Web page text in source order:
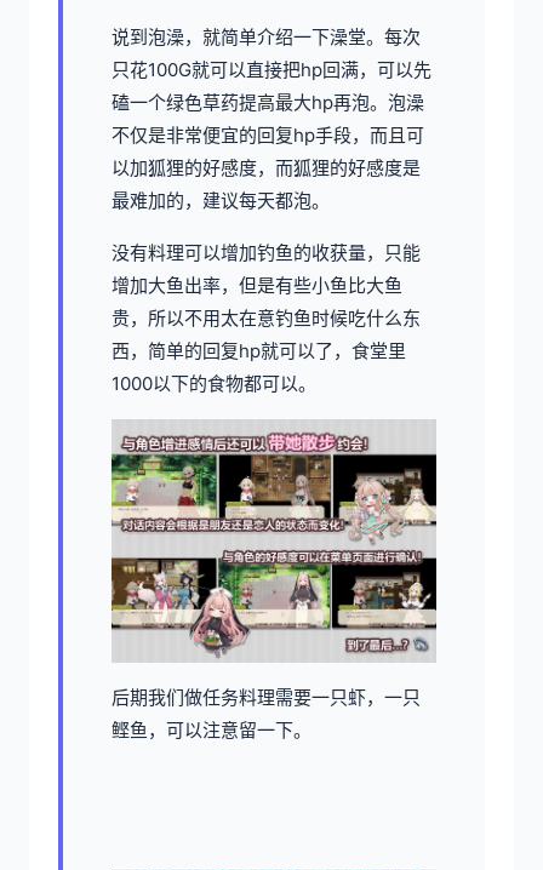
说到泡澡，就简单介绍一下澡堂。每次
只花100G就可以直接把hp回满，可以先
磕一个绿色草药提高最大hp再泡。泡澡
不仅是非常便宜的回复hp手段，而且可
以加狐狸的好感度，而狐狸的好感度是
最难加的，建议每天都泡。
没有料理可以增加钓鱼的收获量，只能
增加大鱼出率，但是有些小鱼比大鱼
贵，所以不用太在意钓鱼时候吃什么东
西，简单的回复hp就可以了，食堂里
1000以下的食物都可以。
后期我们做任务料理需要一只虾，一只
鲣鱼，可以注意留一下。